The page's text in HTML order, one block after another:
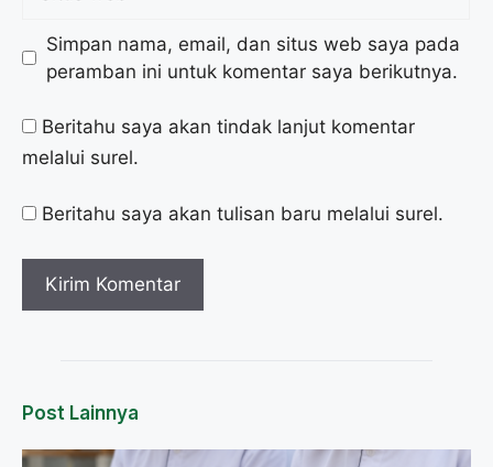
Simpan nama, email, dan situs web saya pada
peramban ini untuk komentar saya berikutnya.
Beritahu saya akan tindak lanjut komentar
melalui surel.
Beritahu saya akan tulisan baru melalui surel.
Post Lainnya